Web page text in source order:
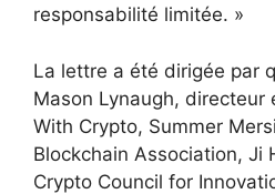
responsabilité limitée. »
La lettre a été dirigée par
Mason Lynaugh, directeur
With Crypto, Summer
Blockchain Association, Ji
Crypto Council for